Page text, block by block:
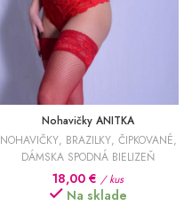
Nohavičky ANITKA
NOHAVIČKY, BRAZILKY, ČIPKOVANÉ,
DÁMSKA SPODNÁ BIELIZEŇ
18,00 € / kus
Na sklade